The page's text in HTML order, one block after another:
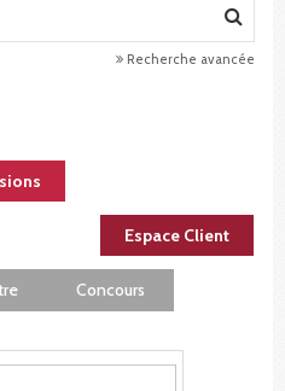
Recherche avancée
Espace Client
Concours